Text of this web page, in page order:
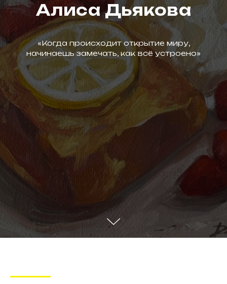
Алиса Дьякова
«Когда происходит открытие миру,
начинаешь замечать, как всё устроено»